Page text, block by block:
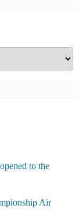
to the
Air